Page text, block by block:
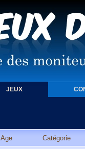
JEUX
Age Catégorie